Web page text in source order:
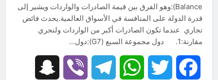
Balance):وهو الفرق بين قيمة الصادرات والواردات ويشير إلى
قدرة الدولة على المنافسة في الأسواق العالمية.يحدث فائض
تجاري عندما تكون الصادرات أكبر من الواردات ولنجري
مقارنة:1. دول مجموعة السبع (G7):دول…
Facebook
Twitter
WhatsApp
Telegram
Viber